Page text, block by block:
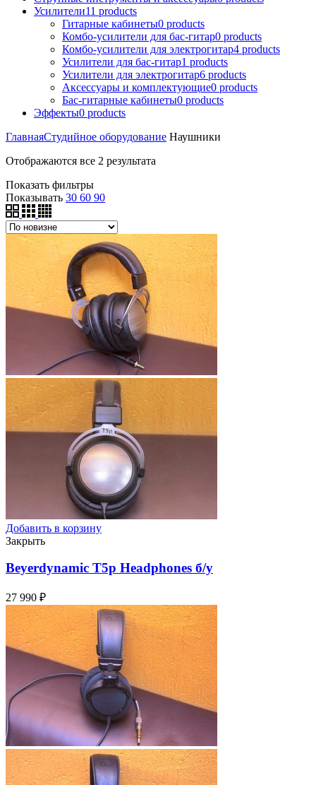
Усилители11 products
Гитарные кабинеты0 products
Комбо-усилители для бас-гитар0 products
Комбо-усилители для электрогитар4 products
Усилители для бас-гитар1 products
Усилители для электрогитар6 products
Аксессуары и комплектующие0 products
Бас-гитарные кабинеты0 products
Эффекты0 products
ГлавнаяСтудийное оборудование Наушники
Отображаются все 2 результата
Показать фильтры
Показывать 30 60 90
Добавить в корзину
Закрыть
Beyerdynamic T5p Headphones б/у
27 990 ₽